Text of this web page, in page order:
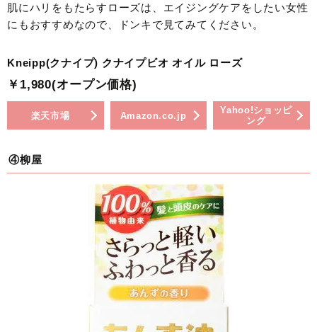
肌にハリをもたらすローズは、エイジングケアをしたい女性
にもおすすめなので、ドンキで見てみてください。
Kneipp(クナイプ) クナイプビオ オイル ローズ
￥1,980(オープン価格)
楽天市場 Amazon.co.jp
Yahoo!ショッピ
ング
④柳屋